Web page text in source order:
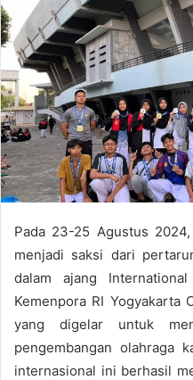
n
e
m
a
i
l
Pada 23-25 Agustus
menjadi saksi dari
dalam ajang
Kemenpora RI Yogyakarta
yang digelar untuk
pengembangan olahraga
internasional ini berhasil